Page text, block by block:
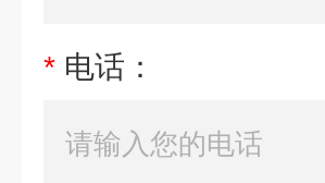
* 电话：